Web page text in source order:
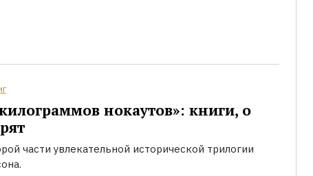
нокаутов»: книги, о
части увлекательной исторической трилогии